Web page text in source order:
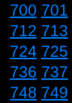
700 701
712 713
724 725
736 737
748 749